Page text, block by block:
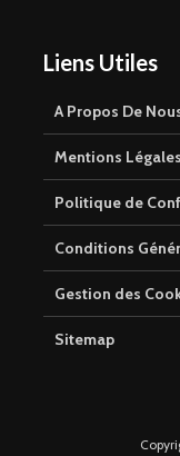
Liens Utiles
A Propos De
Mentions Légales
Politique de
Conditions
Gestion des
Sitemap